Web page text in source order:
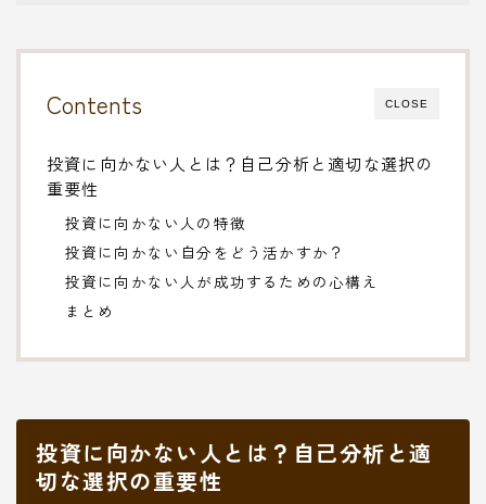
CLOSE
Contents
投資に向かない人とは？自己分析と適切な選択の
重要性
投資に向かない人の特徴
投資に向かない自分をどう活かすか？
投資に向かない人が成功するための心構え
まとめ
投資に向かない人とは？自己分析と適
切な選択の重要性